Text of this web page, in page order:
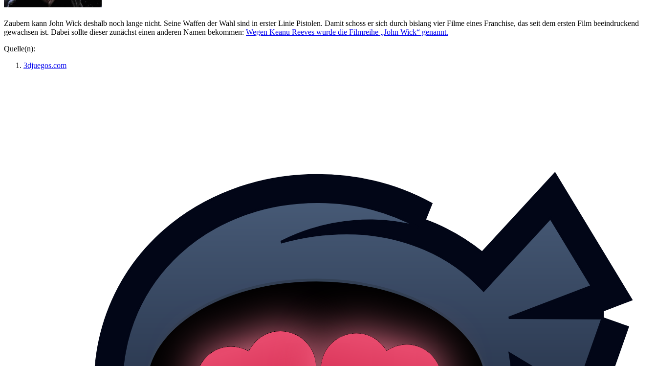
Zaubern kann John Wick deshalb noch lange nicht. Seine Waffen der Wahl sind in erster Linie Pistolen. Damit schoss er sich durch bislang vier Filme eines Franchise, das seit dem ersten Film beeindruckend
gewachsen ist. Dabei sollte dieser zunächst einen anderen Namen bekommen: Wegen Keanu Reeves wurde die Filmreihe „John Wick“ genannt.
Quelle(n):
3djuegos.com